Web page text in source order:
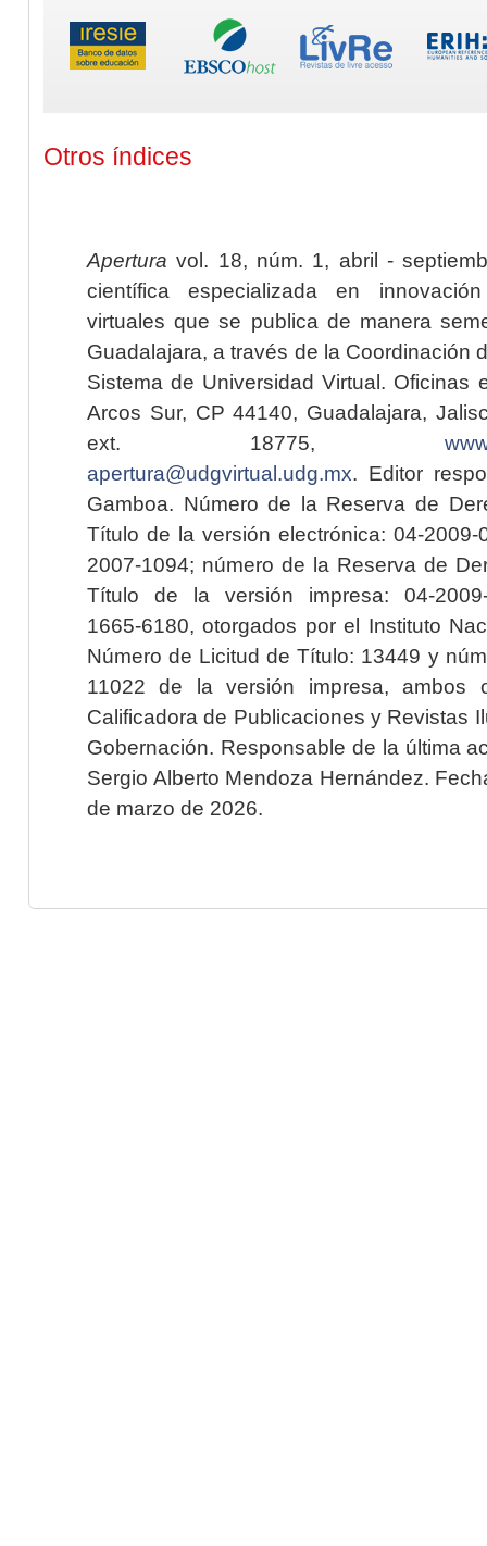
Otros índices
Apertura vol. 18, núm. 1, abril -
científica especializada en
virtuales que se publica de manera
Guadalajara, a través de la Coordinación
Sistema de Universidad Virtual. Oficinas
Arcos Sur, CP 44140, Guadalajara,
ext. 18775,
apertura@udgvirtual.udg.mx. Editor
Gamboa. Número de la Reserva de
Título de la versión electrónica: 04-2009-
2007-1094; número de la Reserva de
Título de la versión impresa: 04-2009-
1665-6180, otorgados por el Instituto
Número de Licitud de Título: 13449 y
11022 de la versión impresa, ambos
Calificadora de Publicaciones y Revistas
Gobernación. Responsable de la última
Sergio Alberto Mendoza Hernández.
de marzo de 2026.